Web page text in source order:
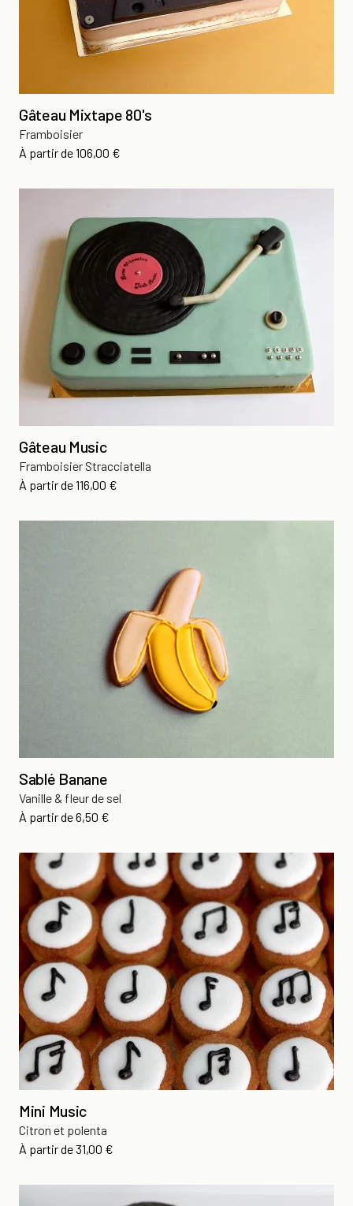
Gâteau Mixtape 80's
Framboisier
À partir dePrix
106,00 €
Gâteau Music
Framboisier Stracciatella
À partir dePrix
116,00 €
Sablé Banane
Vanille & fleur de sel
À partir dePrix
6,50 €
Mini Music
Citron et polenta
À partir dePrix
31,00 €